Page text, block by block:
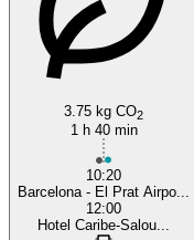
3.75 kg CO2
1 h 40 min
10:20
Barcelona - El Prat Airpo...
12:00
Hotel Caribe-Salou...